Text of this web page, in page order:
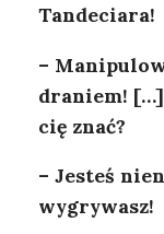
Tandeciara!
–
draniem! […]
cię znać?
– Jesteś
wygrywasz!